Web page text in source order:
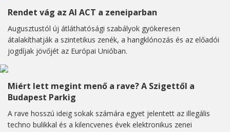
Rendet vág az AI ACT a zeneiparban
Augusztustól új átláthatósági szabályok gyökeresen
átalakíthatják a szintetikus zenék, a hangklónozás és az előadói
jogdíjak jövőjét az Európai Unióban.
Miért lett megint menő a rave? A Szigettől a
Budapest Parkig
A rave hosszú ideig sokak számára egyet jelentett az illegális
techno bulikkal és a kilencvenes évek elektronikus zenei